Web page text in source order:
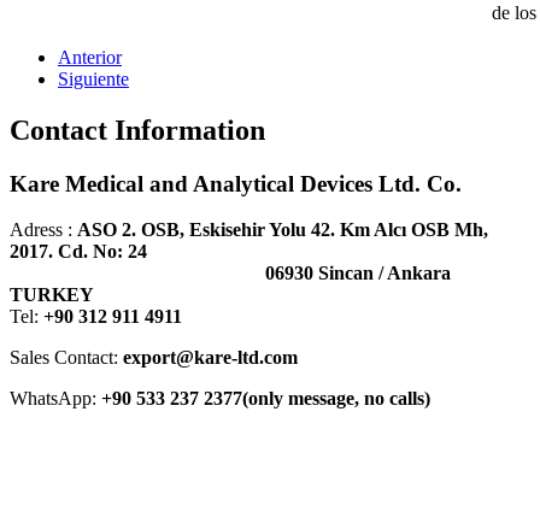
de
Anterior
Siguiente
Contact Information
Kare Medical and Analytical Devices Ltd. Co.
Adress : ASO 2. OSB, Eskisehir Yolu 42. Km Alcı OSB Mh,
2017. Cd. No: 24
06930 Sincan / Ankara
TURKEY
Tel: +90 312 911 4911
Sales Contact: export@kare-ltd.com
WhatsApp: +90 533 237 2377(only message, no calls)